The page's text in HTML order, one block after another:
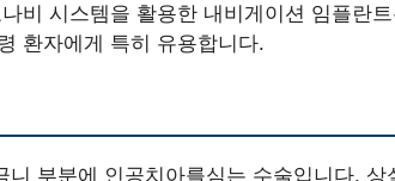
비 시스템을 활용한 내비게이션 임플란
환자에게 특히 유용합니다.
니 부분에 인공치아를심는 수술입니다.